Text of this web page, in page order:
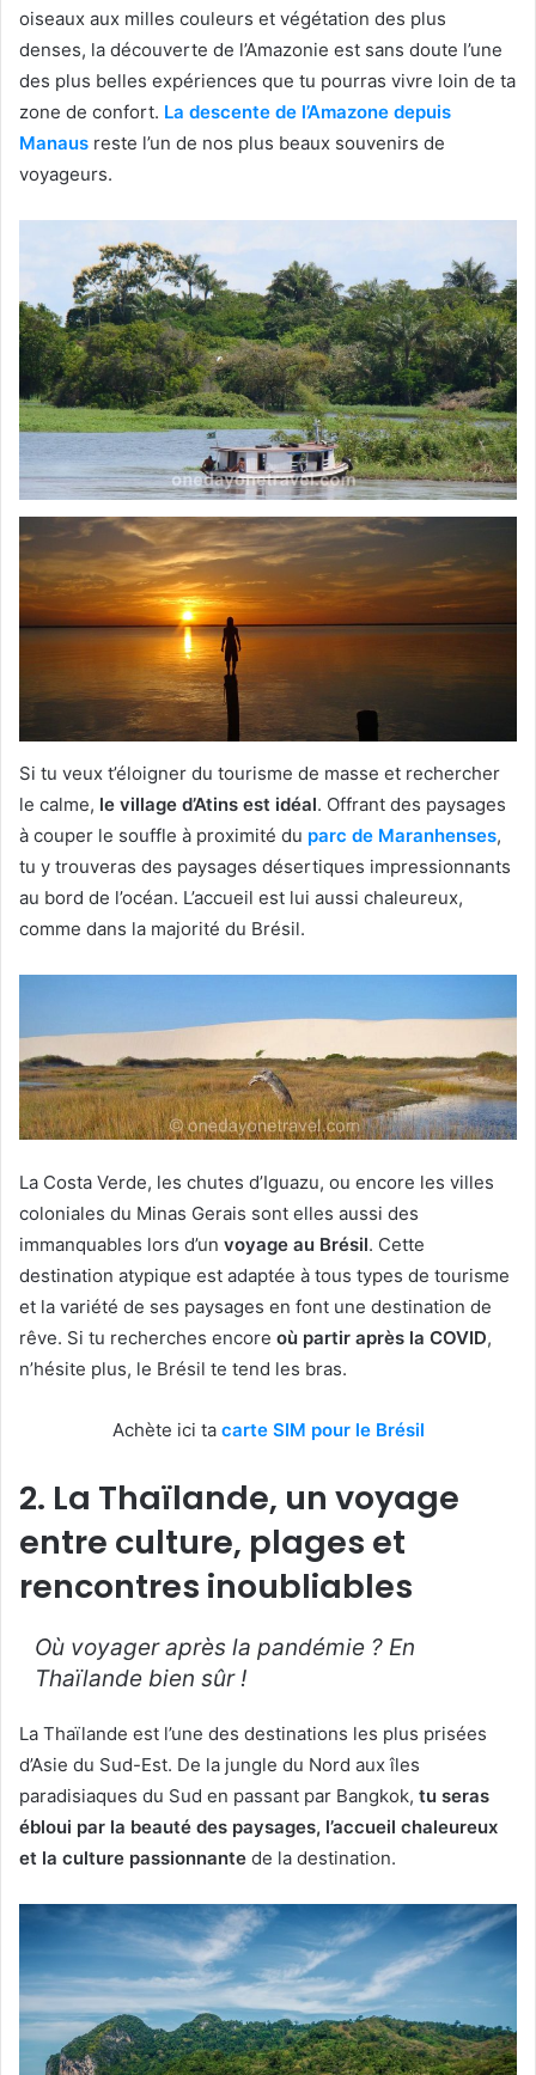
oiseaux aux milles couleurs et végétation des plus
denses, la découverte de l’Amazonie est sans doute l’une
des plus belles expériences que tu pourras vivre loin de ta
zone de confort. La descente de l’Amazone depuis
Manaus reste l’un de nos plus beaux souvenirs de
voyageurs.
Si tu veux t’éloigner du tourisme de masse et rechercher
le calme, le village d’Atins est idéal. Offrant des paysages
à couper le souffle à proximité du parc de Maranhenses,
tu y trouveras des paysages désertiques impressionnants
au bord de l’océan. L’accueil est lui aussi chaleureux,
comme dans la majorité du Brésil.
La Costa Verde, les chutes d’Iguazu, ou encore les villes
coloniales du Minas Gerais sont elles aussi des
immanquables lors d’un voyage au Brésil. Cette
destination atypique est adaptée à tous types de tourisme
et la variété de ses paysages en font une destination de
rêve. Si tu recherches encore où partir après la COVID,
n’hésite plus, le Brésil te tend les bras.
Achète ici ta carte SIM pour le Brésil
2. La Thaïlande, un voyage
entre culture, plages et
rencontres inoubliables
Où voyager après la pandémie ? En
Thaïlande bien sûr !
La Thaïlande est l’une des destinations les plus prisées
d’Asie du Sud-Est. De la jungle du Nord aux îles
paradisiaques du Sud en passant par Bangkok, tu seras
ébloui par la beauté des paysages, l’accueil chaleureux
et la culture passionnante de la destination.